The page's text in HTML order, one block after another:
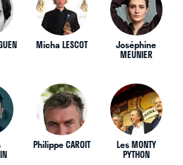
Micha LESCOT Joséphine
MEUNIER
Philippe CAROIT Les MONTY
PYTHON